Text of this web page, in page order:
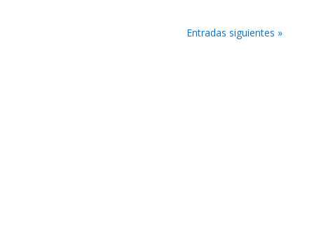
Entradas siguientes »